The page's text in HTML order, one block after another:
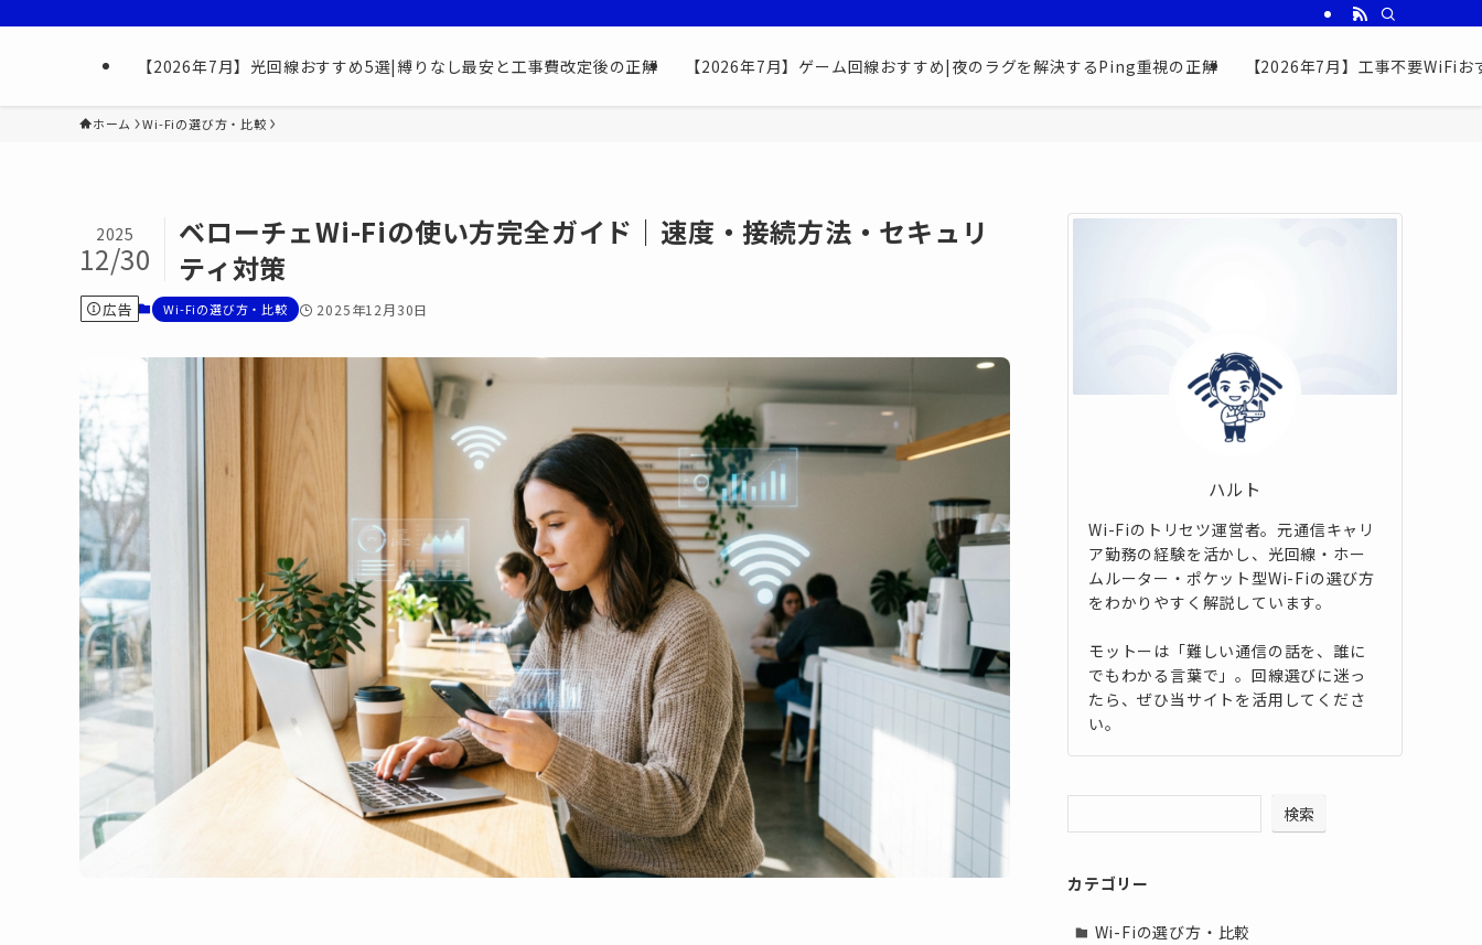
【2026年7月】光回線おすすめ5選|縛りなし最安と工事費改定後の正解 【2026年7月】ゲーム回線おすすめ|夜のラグを解決するPing重視の正解 【2026年7月】工事不要WiFi
ホーム Wi-Fiの選び方・比較
ベローチェWi-Fiの使い方完全ガイド｜速度・接続方法・セキュリ
ティ対策
2025
12/30
広告 Wi-Fiの選び方・比較 2025年12月30日
ハルト
Wi-Fiのトリセツ運営者。元通信キャリ
ア勤務の経験を活かし、光回線・ホー
ムルーター・ポケット型Wi-Fiの選び方
をわかりやすく解説しています。
モットーは「難しい通信の話を、誰に
でもわかる言葉で」。回線選びに迷っ
たら、ぜひ当サイトを活用してくださ
い。
検索
カテゴリー
Wi-Fiの選び方・比較